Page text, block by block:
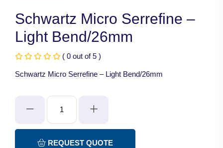
Schwartz Micro Serrefine –
Light Bend/26mm
( 0 out of 5 )
Schwartz Micro Serrefine – Light Bend/26mm
Serrefine
REQUEST QUOTE